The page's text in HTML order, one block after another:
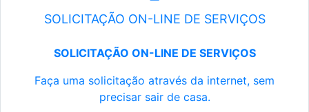
SOLICITAÇÃO ON-LINE DE SERVIÇOS
SOLICITAÇÃO ON-LINE DE SERVIÇOS
Faça uma solicitação através da internet, sem
precisar sair de casa.